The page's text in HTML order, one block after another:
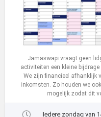
Jamaswapi vraagt geen
activiteiten een kleine
We zijn financieel afhanklijk
inkomsten. Zo houden we
mogelijk zodat dit
Iedere zondag van